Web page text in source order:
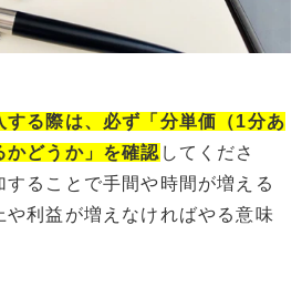
する際は、必ず「分単価（1分あ
かどうか」を確認 してくださ
ることで手間や時間が増える
利益が増えなければやる意味